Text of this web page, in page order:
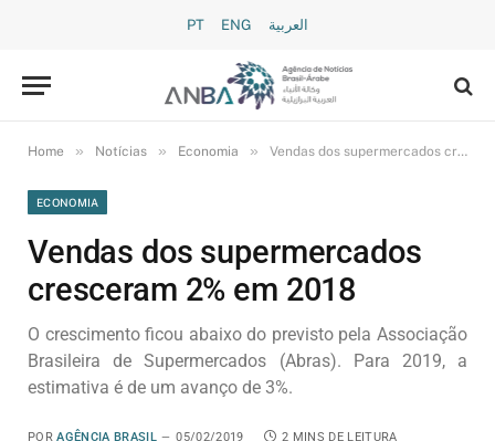
PT ENG العربية
Home » Notícias » Economia » Vendas dos supermercados cresceram 2% em 2018
ECONOMIA
Vendas dos supermercados
cresceram 2% em 2018
O crescimento ficou abaixo do previsto pela Associação
Brasileira de Supermercados (Abras). Para 2019, a
estimativa é de um avanço de 3%.
POR AGÊNCIA BRASIL 05/02/2019 2 MINS DE LEITURA